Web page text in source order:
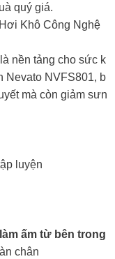
quý giá.
Khô Công Nghệ
nền tảng cho sức k
Nevato NVFS801, b
mà còn giảm sưn
luyện
ấm từ bên trong
chân